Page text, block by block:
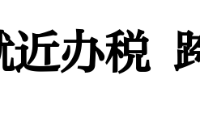
近办税